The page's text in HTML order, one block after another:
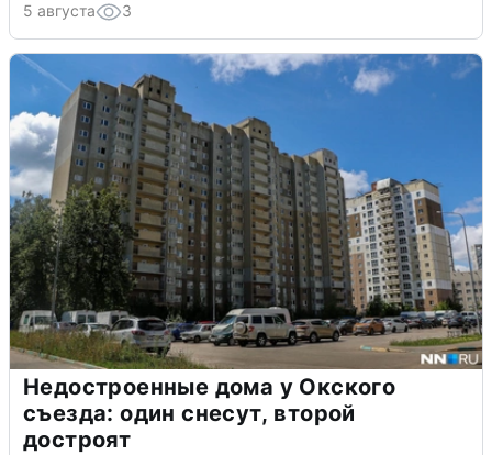
5 августа 3
Недостроенные дома у Окского
съезда: один снесут, второй
достроят